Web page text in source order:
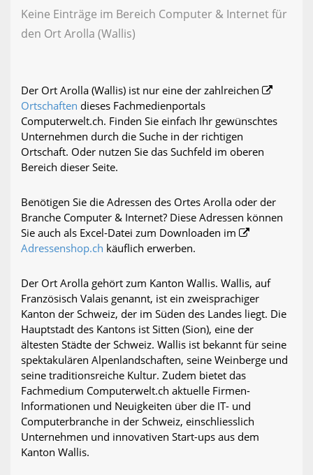
Keine Einträge im Bereich Computer & Internet für
den Ort Arolla (Wallis)
Der Ort Arolla (Wallis) ist nur eine der zahlreichen
Ortschaften dieses Fachmedienportals
Computerwelt.ch. Finden Sie einfach Ihr gewünschtes
Unternehmen durch die Suche in der richtigen
Ortschaft. Oder nutzen Sie das Suchfeld im oberen
Bereich dieser Seite.
Benötigen Sie die Adressen des Ortes Arolla oder der
Branche Computer & Internet? Diese Adressen können
Sie auch als Excel-Datei zum Downloaden im
Adressenshop.ch käuflich erwerben.
Der Ort Arolla gehört zum Kanton Wallis. Wallis, auf
Französisch Valais genannt, ist ein zweisprachiger
Kanton der Schweiz, der im Süden des Landes liegt. Die
Hauptstadt des Kantons ist Sitten (Sion), eine der
ältesten Städte der Schweiz. Wallis ist bekannt für seine
spektakulären Alpenlandschaften, seine Weinberge und
seine traditionsreiche Kultur. Zudem bietet das
Fachmedium Computerwelt.ch aktuelle Firmen-
Informationen und Neuigkeiten über die IT- und
Computerbranche in der Schweiz, einschliesslich
Unternehmen und innovativen Start-ups aus dem
Kanton Wallis.